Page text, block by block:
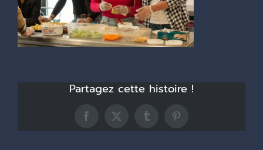
Partagez cette histoire !
Facebook
X TumblrPinterest